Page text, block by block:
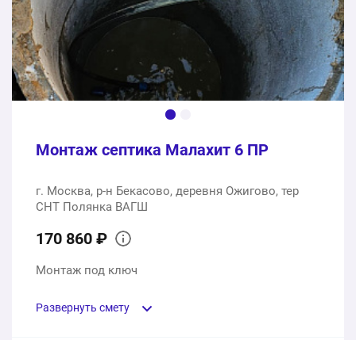
Монтаж септика Малахит 6 ПР
г. Москва, р-н Бекасово, деревня Ожигово, тер
СНТ Полянка ВАГШ
170 860 ₽
Монтаж под ключ
Развернуть смету